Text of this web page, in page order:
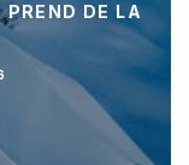
PREND DE LA